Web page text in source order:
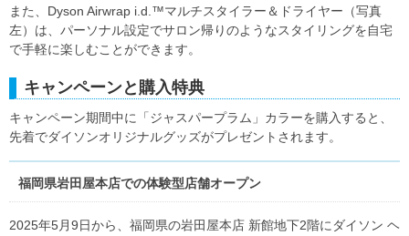
また、Dyson Airwrap i.d.™マルチスタイラー＆ドライヤー（写真
左）は、パーソナル設定でサロン帰りのようなスタイリングを自宅
で手軽に楽しむことができます。
キャンペーンと購入特典
キャンペーン期間中に「ジャスパープラム」カラーを購入すると、
先着でダイソンオリジナルグッズがプレゼントされます。
福岡県岩田屋本店での体験型店舗オープン
2025年5月9日から、福岡県の岩田屋本店 新館地下2階にダイソン ヘ